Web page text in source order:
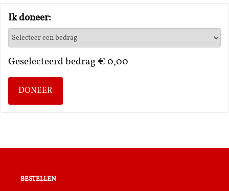
Ik doneer:
Geselecteerd bedrag € 0,00
DONEER
bestellen